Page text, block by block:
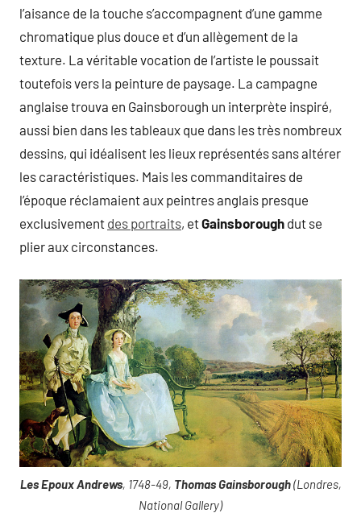
l’aisance de la touche s’accompagnent d’une gamme
chromatique plus douce et d’un allègement de la
texture. La véritable vocation de l’artiste le poussait
toutefois vers la peinture de paysage. La campagne
anglaise trouva en Gainsborough un interprète inspiré,
aussi bien dans les tableaux que dans les très nombreux
dessins, qui idéalisent les lieux représentés sans altérer
les caractéristiques. Mais les commanditaires de
l’époque réclamaient aux peintres anglais presque
exclusivement des portraits, etGainsborough dut se
plier aux circonstances.
Les Epoux Andrews, 1748-49, Thomas Gainsborough(Londres,
National Gallery)